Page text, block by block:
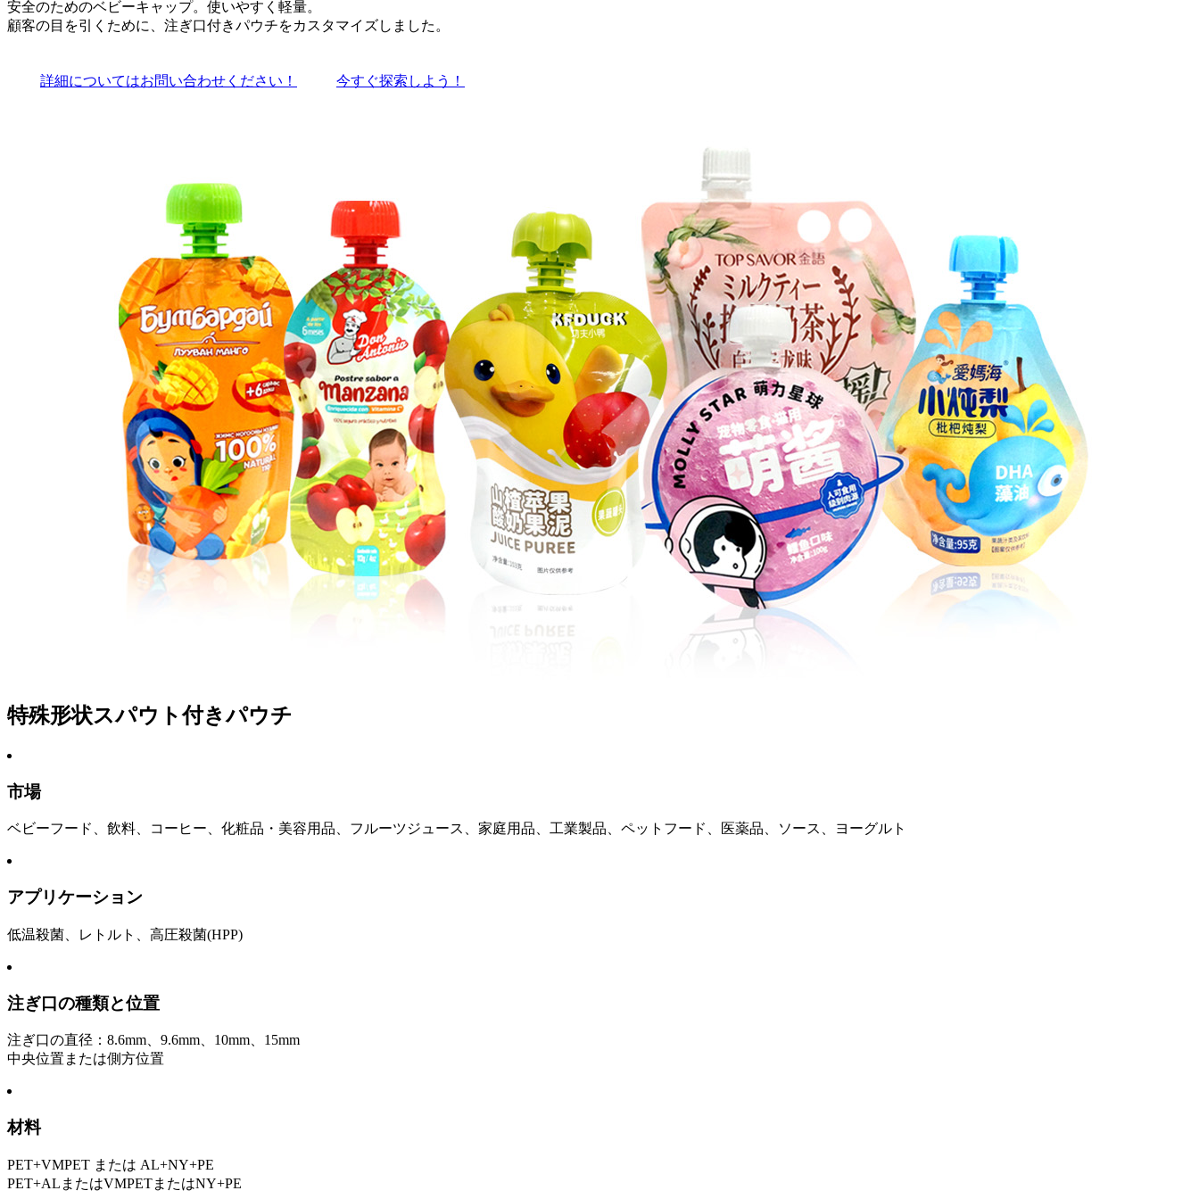
安全のためのベビーキャップ。使いやすく軽量。
顧客の目を引くために、注ぎ口付きパウチをカスタマイズしました。
詳細についてはお問い合わせください！ 今すぐ探索しよう！
特殊形状スパウト付きパウチ
市場
ベビーフード、飲料、コーヒー、化粧品・美容用品、フルーツジュース、家庭用品、工業製品、ペットフード、医薬品、ソース、ヨーグルト
アプリケーション
低温殺菌、レトルト、高圧殺菌(HPP)
注ぎ口の種類と位置
注ぎ口の直径：8.6mm、9.6mm、10mm、15mm
中央位置または側方位置
材料
PET+VMPET または AL+NY+PE
PET+ALまたはVMPETまたはNY+PE